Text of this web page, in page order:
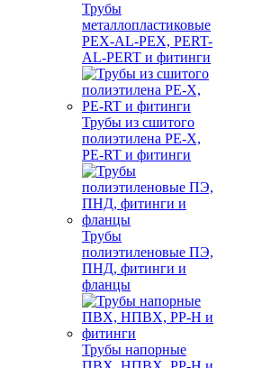
Трубы
металлопластиковые
PEX-AL-PEX, PERT-
AL-PERT и фитинги
Трубы из сшитого
полиэтилена PE-X,
PE-RT и фитинги
Трубы
полиэтиленовые ПЭ,
ПНД, фитинги и
фланцы
Трубы напорные